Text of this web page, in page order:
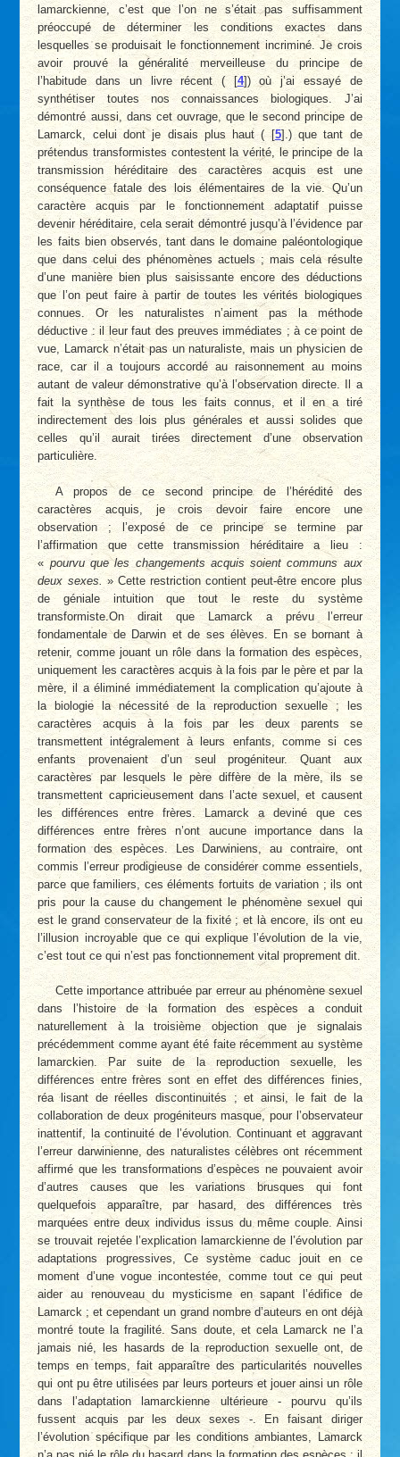
lamarckienne, c’est que l’on ne s’était pas suffisamment
préoccupé de déterminer les conditions exactes dans
lesquelles se produisait le fonctionnement incriminé. Je crois
avoir prouvé la généralité merveilleuse du principe de
l’habitude dans un livre récent ( [4]) où j’ai essayé de
synthétiser toutes nos connaissances biologiques. J’ai
démontré aussi, dans cet ouvrage, que le second principe de
Lamarck, celui dont je disais plus haut ([5] .) que tant de
prétendus transformistes contestent la vérité, le principe de la
transmission héréditaire des caractères acquis est une
conséquence fatale des lois élémentaires de la vie. Qu’un
caractère acquis par le fonctionnement adaptatif puisse
devenir héréditaire, cela serait démontré jusqu’à l’évidence par
les faits bien observés, tant dans le domaine paléontologique
que dans celui des phénomènes actuels ; mais cela résulte
d’une manière bien plus saisissante encore des déductions
que l’on peut faire à partir de toutes les vérités biologiques
connues. Or les naturalistes n’aiment pas la méthode
déductive : il leur faut des preuves immédiates ; à ce point de
vue, Lamarck n’était pas un naturaliste, mais un physicien de
race, car il a toujours accordé au raisonnement au moins
autant de valeur démonstrative qu’à l’observation directe. Il a
fait la synthèse de tous les faits connus, et il en a tiré
indirectement des lois plus générales et aussi solides que
celles qu’il aurait tirées directement d’une observation
particulière.
A propos de ce second principe de l’hérédité des
caractères acquis, je crois devoir faire encore une
observation ; l’exposé de ce principe se termine par
l’affirmation que cette transmission héréditaire a lieu :
«pourvu que les changements acquis soient communs aux
deux sexes. » Cette restriction contient peut-être encore plus
de géniale intuition que tout le reste du système
transformiste.On dirait que Lamarck a prévu l’erreur
fondamentale de Darwin et de ses élèves. En se bornant à
retenir, comme jouant un rôle dans la formation des espèces,
uniquement les caractères acquis à la fois par le père et par la
mère, il a éliminé immédiatement la complication qu’ajoute à
la biologie la nécessité de la reproduction sexuelle ; les
caractères acquis à la fois par les deux parents se
transmettent intégralement à leurs enfants, comme si ces
enfants provenaient d’un seul progéniteur. Quant aux
caractères par lesquels le père diffère de la mère, ils se
transmettent capricieusement dans l’acte sexuel, et causent
les différences entre frères. Lamarck a deviné que ces
différences entre frères n’ont aucune importance dans la
formation des espèces. Les Darwiniens, au contraire, ont
commis l’erreur prodigieuse de considérer comme essentiels,
parce que familiers, ces éléments fortuits de variation ; ils ont
pris pour la cause du changement le phénomène sexuel qui
est le grand conservateur de la fixité ; et là encore, ils ont eu
l’illusion incroyable que ce qui explique l’évolution de la vie,
c’est tout ce qui n’est pas fonctionnement vital proprement dit.
Cette importance attribuée par erreur au phénomène sexuel
dans l’histoire de la formation des espèces a conduit
naturellement à la troisième objection que je signalais
précédemment comme ayant été faite récemment au système
lamarckien. Par suite de la reproduction sexuelle, les
différences entre frères sont en effet des différences finies,
réa­ lisant de réelles discontinuités ; et ainsi, le fait de la
collaboration de deux progéniteurs masque, pour l’observateur
inattentif, la continuité de l’évolution. Continuant et aggravant
l’erreur darwinienne, des naturalistes célèbres ont récemment
affirmé que les transformations d’espèces ne pouvaient avoir
d’autres causes que les variations brusques qui font
quelquefois apparaître, par hasard, des différences très
marquées entre deux individus issus du même couple. Ainsi
se trouvait rejetée l’explication lamarckienne de l’évolution par
adaptations progressives, Ce système caduc jouit en ce
moment d’une vogue incontestée, comme tout ce qui peut
aider au renouveau du mysticisme en sapant l’édifice de
Lamarck ; et cependant un grand nombre d’auteurs en ont déjà
montré toute la fragilité. Sans doute, et cela Lamarck ne l’a
jamais nié, les hasards de la reproduction sexuelle ont, de
temps en temps, fait apparaître des particularités nouvelles
qui ont pu être utilisées par leurs porteurs et jouer ainsi un rôle
dans l’adaptation lamarckienne ultérieure - pourvu qu’ils
fussent acquis par les deux sexes -. En faisant diriger
l’évolution spécifique par les conditions ambiantes, Lamarck